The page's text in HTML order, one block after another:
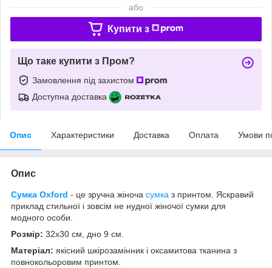
або
Купити з
Що таке купити з Пром?
Замовлення під захистом
Доступна доставка
Опис Характеристики Доставка Оплата Умови
Опис
Сумка Oxford - це зручна жіноча сумка з принтом. Яскравий
приклад стильної і зовсім не нудної жіночої сумки для
модного особи.
Розмір: 32х30 см, дно 9 см.
Матеріал: якісний шкірозамінник і оксамитова тканина з
повнокольоровим принтом.